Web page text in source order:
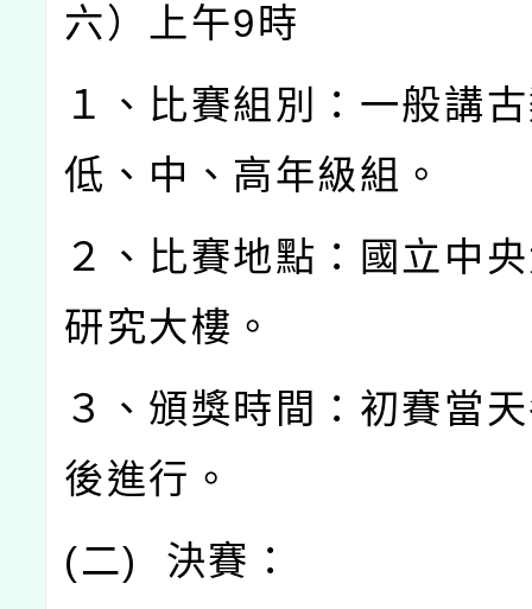
六）上午9 時
１、比賽組別：一般講
低、中、高年級組。
２、比賽地點：國立中
研究大樓。
３、頒獎時間：初賽當
後進行。
(二) 決賽：